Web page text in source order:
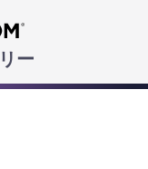
content
ー